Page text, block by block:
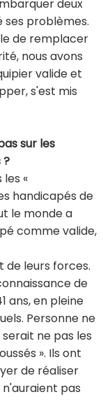
deux
ses problèmes.
de remplacer
nous avons
valide et
s'est mis
sur les
?
«
handicapés de
le monde a
comme valide,
de leurs forces.
de
ans, en pleine
Personne ne
ne pas les
». Ils ont
de réaliser
n'auraient pas